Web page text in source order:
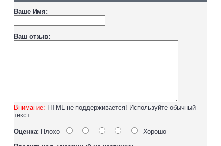
Ваше Имя:
Ваш отзыв:
Внимание: HTML не поддерживается! Используйте обычный
текст.
Оценка: Плохо
Хорошо